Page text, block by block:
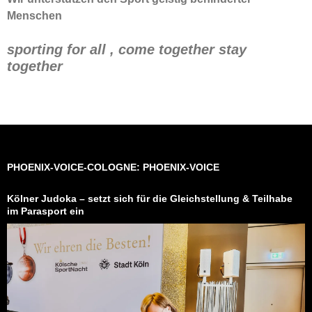
Menschen
sporting for all , come together stay
together
PHOENIX-VOICE-COLOGNE: PHOENIX-VOICE
Kölner Judoka – setzt sich für die Gleichstellung & Teilhabe
im Parasport ein